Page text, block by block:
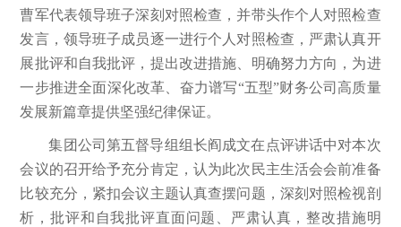
曹军代表领导班子深刻对照检查，并带头作个人对照检查
发言，领导班子成员逐一进行个人对照检查，严肃认真开
展批评和自我批评，提出改进措施、明确努力方向，为进
一步推进全面深化改革、奋力谱写“五型”财务公司高质量
发展新篇章提供坚强纪律保证。
集团公司第五督导组组长阎成文在点评讲话中对本次
会议的召开给予充分肯定，认为此次民主生活会会前准备
比较充分，紧扣会议主题认真查摆问题，深刻对照检视剖
析，批评和自我批评直面问题、严肃认真，整改措施明